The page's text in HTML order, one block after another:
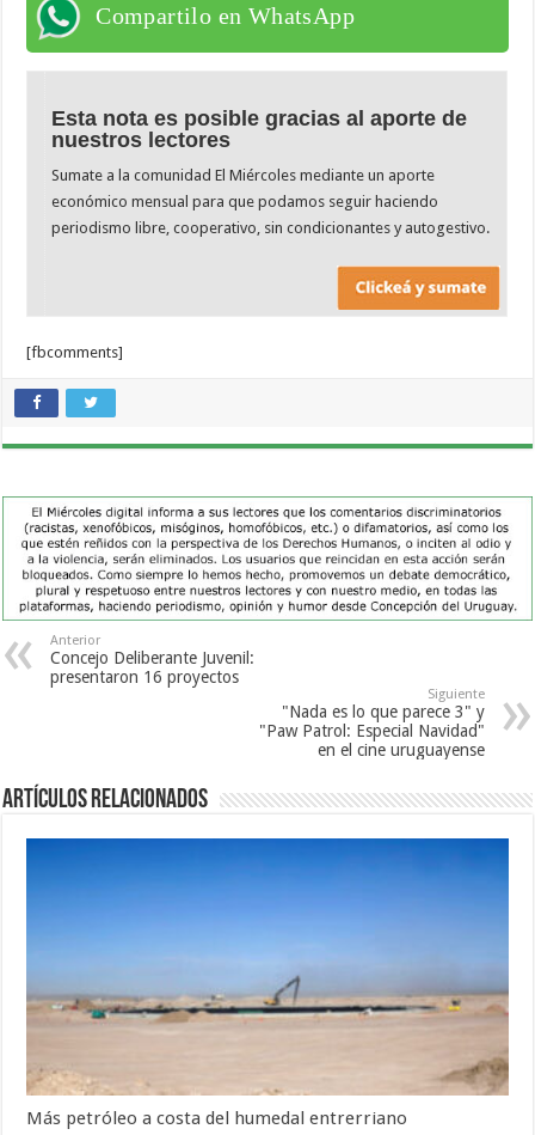
Compartilo en WhatsApp
Esta nota es posible gracias al aporte de
nuestros lectores
Sumate a la comunidad El Miércoles mediante un aporte
económico mensual para que podamos seguir haciendo
periodismo libre, cooperativo, sin condicionantes y autogestivo.
[fbcomments]
Anterior
Concejo Deliberante Juvenil:
presentaron 16 proyectos
Siguiente
"Nada es lo que parece 3" y
"Paw Patrol: Especial Navidad"
en el cine uruguayense
Artículos Relacionados
Más petróleo a costa del humedal entrerriano